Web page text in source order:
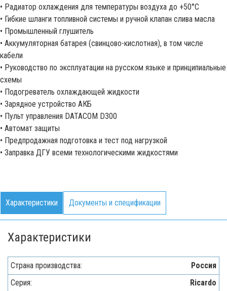
• Радиатор охлаждения для температуры воздуха до +50°С
• Гибкие шланги топливной системы и ручной клапан слива масла
• Промышленный глушитель
• Аккумуляторная батарея (свинцово-кислотная), в том числе
кабели
• Руководство по эксплуатации на русском языке и принципиальные
схемы
• Подогреватель охлаждающей жидкости
• Зарядное устройство АКБ
• Пульт управления DATACOM D300
• Автомат защиты
• Предпродажная подготовка и тест под нагрузкой
• Заправка ДГУ всеми технологическими жидкостями
Характеристики Документы и спецификации
Характеристики
Страна производства:
Россия
Серия:
Ricardo